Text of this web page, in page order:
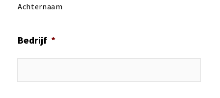
Achternaam
Bedrijf *